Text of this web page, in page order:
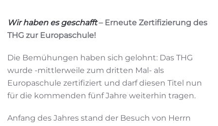
Wir haben es geschafft– Erneute Zertifizierung des
THG zur Europaschule!
Die Bemühungen haben sich gelohnt: Das THG
wurde -mittlerweile zum dritten Mal- als
Europaschule zertifiziert und darf diesen Titel nun
für die kommenden fünf Jahre weiterhin tragen.
Anfang des Jahres stand der Besuch von Herrn